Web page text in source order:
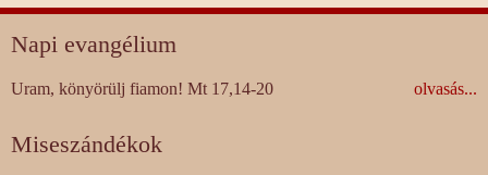
Napi evangélium
Uram, könyörülj fiamon! Mt 17,14-20 olvasás...
Miseszándékok